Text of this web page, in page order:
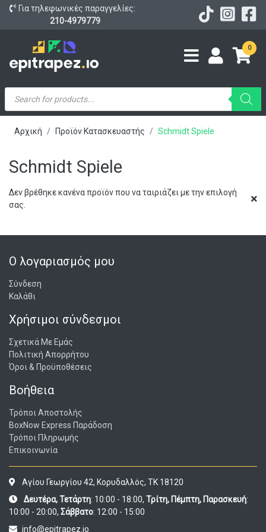
Για τηλεφωνικές παραγγελίες:
210-4979779
0
Products
search
Αρχική Προϊόν Κατασκευαστής Schmidt Spiele
Schmidt Spiele
Δεν βρέθηκε κανένα προϊόν που να ταιριάζει με την επιλογή
σας.
Ο λογαριασμός μου
Σύνδεση
Καλάθι
Χρήσιμοι σύνδεσμοι
Σχετικά Με Εμάς
Πολιτική Απορρήτου
Όροι & Προϋποθέσεις
Βοήθεια
Τρόποι Αποστολής
BoxNow Express Παράδοση
Τρόποι Πληρωμής
Επικοινωνία
Αγίου Γεωργίου 42, Κορυδαλλός, ΤΚ 18120
Δευτέρα, Τετάρτη: 10:00 - 18:00, Τρίτη, Πέμπτη, Παρασκευή:
10:00 - 20:00, Σάββατο: 12:00 - 15:00
info@epitrapez.io